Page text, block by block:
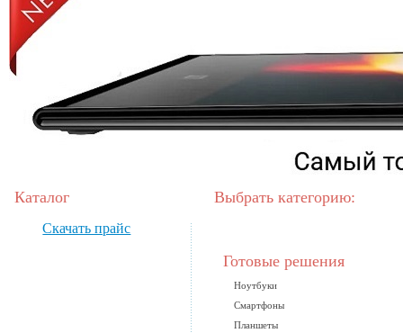
Каталог
Скачать прайс
Выбрать категорию:
Готовые решения
Ноутбуки
Смартфоны
Планшеты